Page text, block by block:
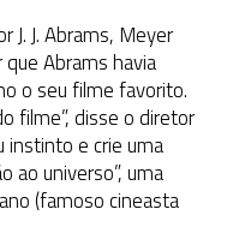
J. Abrams, Meyer
Abrams havia
o seu filme favorito.
filme”, disse o diretor
instinto e crie uma
ao universo”, uma
(famoso cineasta